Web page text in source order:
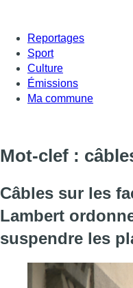
Reportages
Sport
Culture
Émissions
Ma commune
Mot-clef :
Câbles sur les
Lambert
suspendre les